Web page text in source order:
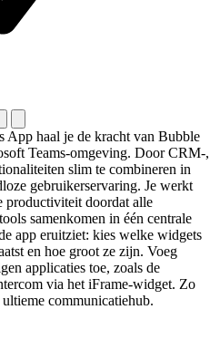
App haal je de kracht van Bubble
Teams-omgeving. Door CRM-,
slim te combineren in
gebruikerservaring. Je werkt
productiviteit doordat alle
samenkomen in één centrale
app eruitziet: kies welke widgets
en hoe groot ze zijn. Voeg
applicaties toe, zoals de
via het iFrame-widget. Zo
communicatiehub.